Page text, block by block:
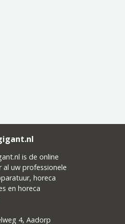
is de online
al uw professionele
horeca
en horeca
4, Aadorp